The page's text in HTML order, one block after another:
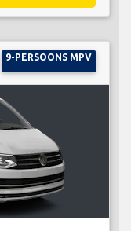
9-PERSOONS MPV